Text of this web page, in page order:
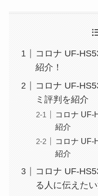
コロナ UF-
紹介！
コロナ UF-
ミ評判を紹介
コロナ UF-
紹介
コロナ UF-
紹介
コロナ UF-
る人に伝えた